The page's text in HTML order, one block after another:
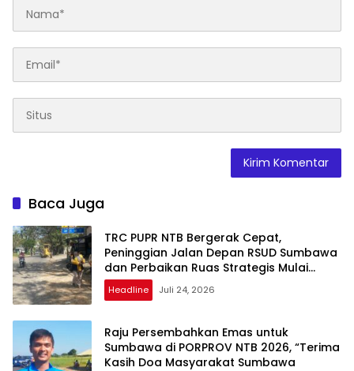
Baca Juga
TRC PUPR NTB Bergerak Cepat,
Peninggian Jalan Depan RSUD Sumbawa
dan Perbaikan Ruas Strategis Mulai
Dikerjakan
Headline Juli 24, 2026
Raju Persembahkan Emas untuk
Sumbawa di PORPROV NTB 2026, “Terima
Kasih Doa Masyarakat Sumbawa